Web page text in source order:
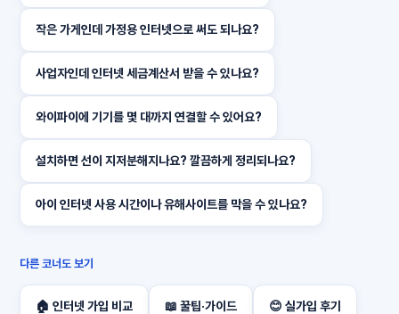
작은 가게인데 가정용 인터넷으로 써도 되나요?
사업자인데 인터넷 세금계산서 받을 수 있나요?
와이파이에 기기를 몇 대까지 연결할 수 있어요?
설치하면 선이 지저분해지나요? 깔끔하게 정리되나요?
아이 인터넷 사용 시간이나 유해사이트를 막을 수 있나요?
다른 코너도 보기
🏠 인터넷 가입 비교 📖 꿀팁·가이드 😊 실가입 후기